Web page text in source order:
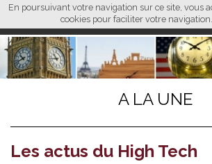
En poursuivant votre navigation sur ce site, vous
cookies pour faciliter votre navigation.
FR EN
L M
A LA UNE
Les actus du High Tech